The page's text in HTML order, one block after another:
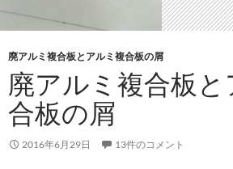
廃アルミ複合板とアルミ複合板の屑
廃アルミ複合板
合板の屑
2016年6月29日 13件のコメント